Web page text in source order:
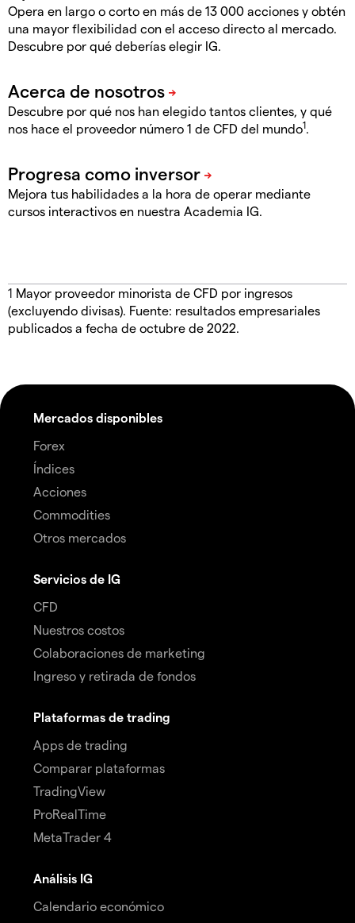
Opera en largo o corto en más de 13 000 acciones y obtén
una mayor flexibilidad con el acceso directo al mercado.
Descubre por qué deberías elegir IG.
Descubre por qué nos han elegido tantos clientes, y qué
nos hace el proveedor número 1 de CFD del mundo1.
Mejora tus habilidades a la hora de operar mediante
cursos interactivos en nuestra Academia IG.
1 Mayor proveedor minorista de CFD por ingresos
(excluyendo divisas). Fuente: resultados empresariales
publicados a fecha de octubre de 2022.
Mercados disponibles
Forex
Índices
Acciones
Commodities
Otros mercados
Servicios de IG
CFD
Nuestros costos
Colaboraciones de marketing
Ingreso y retirada de fondos
Plataformas de trading
Apps de trading
Comparar plataformas
TradingView
ProRealTime
MetaTrader 4
Análisis IG
Calendario económico